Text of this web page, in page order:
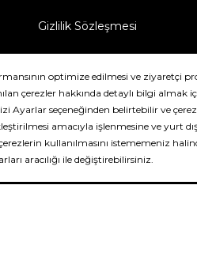
Gizlilik Sözleşmesi